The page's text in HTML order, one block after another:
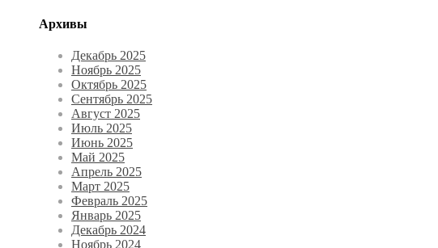
Архивы
Декабрь 2025
Ноябрь 2025
Октябрь 2025
Сентябрь 2025
Август 2025
Июль 2025
Июнь 2025
Май 2025
Апрель 2025
Март 2025
Февраль 2025
Январь 2025
Декабрь 2024
Ноябрь 2024